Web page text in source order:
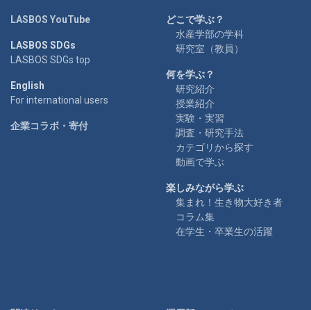
LASBOS YouTube
LASBOS SDGs
LASBOS SDGs top
English
For international users
企業コラボ・寄付
どこで学ぶ？
水産学部の学科
研究室（教員）
何を学ぶ？
研究紹介
授業紹介
実験・実習
調査・研究手法
カテゴリから探す
動画で学ぶ
楽しみながら学ぶ
集まれ！生き物大好き者
コラム集
在学生・卒業生の活躍